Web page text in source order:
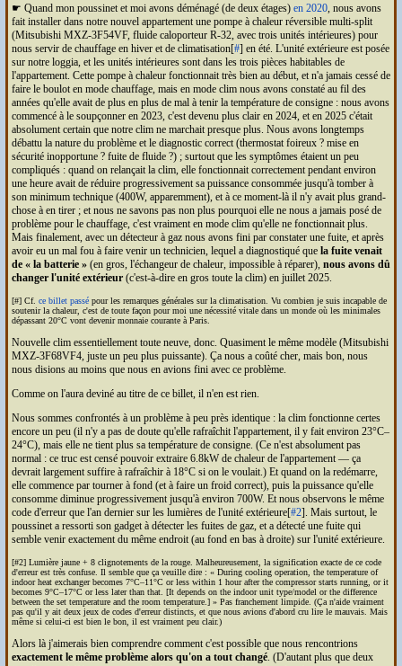
☛ Quand mon poussinet et moi avons déménagé (de deux étages) en 2020, nous avons
fait installer dans notre nouvel appartement une pompe à chaleur réversible multi-split
(Mitsubishi MXZ-3F54VF, fluide caloporteur R-32, avec trois unités intérieures) pour
nous servir de chauffage en hiver et de climatisation[#] en été. L'unité extérieure est posée
sur notre loggia, et les unités intérieures sont dans les trois pièces habitables de
l'appartement. Cette pompe à chaleur fonctionnait très bien au début, et n'a jamais cessé de
faire le boulot en mode chauffage, mais en mode clim nous avons constaté au fil des
années qu'elle avait de plus en plus de mal à tenir la température de consigne : nous avons
commencé à le soupçonner en 2023, c'est devenu plus clair en 2024, et en 2025 c'était
absolument certain que notre clim ne marchait presque plus. Nous avons longtemps
débattu la nature du problème et le diagnostic correct (thermostat foireux ? mise en
sécurité inopportune ? fuite de fluide ?) ; surtout que les symptômes étaient un peu
compliqués : quand on relançait la clim, elle fonctionnait correctement pendant environ
une heure avait de réduire progressivement sa puissance consommée jusqu'à tomber à
son minimum technique (400W, apparemment), et à ce moment-là il n'y avait plus grand-
chose à en tirer ; et nous ne savons pas non plus pourquoi elle ne nous a jamais posé de
problème pour le chauffage, c'est vraiment en mode clim qu'elle ne fonctionnait plus.
Mais finalement, avec un détecteur à gaz nous avons fini par constater une fuite, et après
avoir eu un mal fou à faire venir un technicien, lequel a diagnostiqué que la fuite venait
de « la batterie »(en gros, l'échangeur de chaleur, impossible à réparer), nous avons dû
changer l'unité extérieur(c'est-à-dire en gros toute la clim) en juillet 2025.
[#] Cf. ce billet passépour les remarques générales sur la climatisation. Vu combien je suis incapable de
soutenir la chaleur, c'est de toute façon pour moi une nécessité vitale dans un monde où les minimales
dépassant 20°C vont devenir monnaie courante à Paris.
Nouvelle clim essentiellement toute neuve, donc. Quasiment le même modèle (Mitsubishi
MXZ-3F68VF4, juste un peu plus puissante). Ça nous a coûté cher, mais bon, nous
nous disions au moins que nous en avions fini avec ce problème.
Comme on l'aura deviné au titre de ce billet, il n'en est rien.
Nous sommes confrontés à un problème à peu près identique : la clim fonctionne certes
encore un peu (il n'y a pas de doute qu'elle rafraîchit l'appartement, il y fait environ 23°C–
24°C), mais elle ne tient plus sa température de consigne. (Ce n'est absolument pas
normal : ce truc est censé pouvoir extraire 6.8kW de chaleur de l'appartement — ça
devrait largement suffire à rafraîchir à 18°C si on le voulait.) Et quand on la redémarre,
elle commence par tourner à fond (et à faire un froid correct), puis la puissance qu'elle
consomme diminue progressivement jusqu'à environ 700W. Et nous observons le même
code d'erreur que l'an dernier sur les lumières de l'unité extérieure[#2]. Mais surtout, le
poussinet a ressorti son gadget à détecter les fuites de gaz, et a détecté une fuite qui
semble venir exactement du même endroit (au fond en bas à droite) sur l'unité extérieure.
[#2] Lumière jaune + 8 clignotements de la rouge. Malheureusement, la signification exacte de ce code
d'erreur est très confuse. Il semble que ça veuille dire :
During cooling operation, the temperature of
indoor heat exchanger becomes 7°C–11°C or less within 1 hour after the compressor starts running, or it
becomes 9°C–17°C or less later than that. [It depends on the indoor unit type/model or the difference
between the set temperature and the room temperature.]
Pas franchement limpide. (Ça n'aide vraiment
pas qu'il y ait deux jeux de codes d'erreur distincts, et que nous avions d'abord cru lire le mauvais. Mais
même si celui-ci est bien le bon, il est vraiment peu clair.)
Alors là j'aimerais bien comprendre comment c'est possible que nous rencontrions
exactement le même problème alors qu'on a tout changé. (D'autant plus que deux